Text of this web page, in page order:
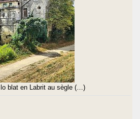
blat en Labrit au sègle (…)